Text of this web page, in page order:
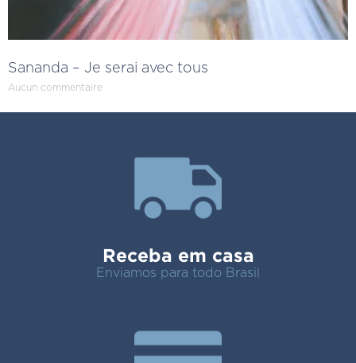
Sananda – Je serai avec tous
Aucun commentaire
Receba em casa
Enviamos para todo Brasil